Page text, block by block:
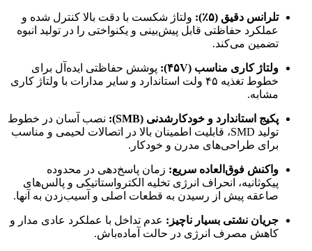
تلرانس دقیق (۵٪):
ولتاژ شکست با دقت بالا کنترل شده و
عملکرد حفاظتی قابل پیش‌بینی و یکنواختی را در تولید انبوه
تضمین می‌کند.
ولتاژ کاری مناسب (۴۵V):
پوشش حفاظتی ایده‌آل برای
خطوط تغذیه ۴۵ ولت استاندارد و سایر مدارات با ولتاژ کاری
مشابه.
پکیج استاندارد و خودکارشدنی (SMB):
نصب آسان در خطوط
تولید SMD، قابلیت اطمینان بالا در اتصالات لحیمی و مناسب
برای طراحی‌های مدرن و خودکار.
واکنش فوق‌العاده سریع: زمان پاسخ‌دهی در محدوده
پیکوثانیه، انحراف انرژی تخلیه الکترواستاتیکی و پالس‌های
صاعقه پیش از رسیدن به قطعات اصلی و آسیب‌زدن به آنها.
جریان نشتی بسیار ناچیز: عدم تداخل با عملکرد عادی مدار و
کاهش مصرف انرژی در حالت آماده‌باش.